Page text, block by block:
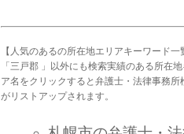
【人気のあるの所在地エリアキーワード一
「三戸郡 」以外にも検索実績のある所在
ア名をクリックすると弁護士・法律事務
がリストアップされます。